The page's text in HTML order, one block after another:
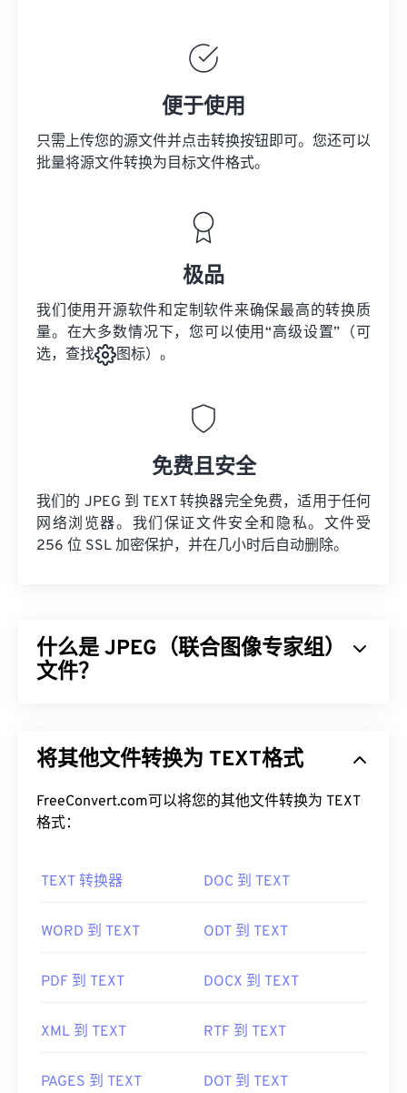
便于使用
只需上传您的源文件并点击转换按钮即可。您还可以
批量将源文件转换为目标文件格式。
极品
我们使用开源软件和定制软件来确保最高的转换质
量。在大多数情况下，您可以使用“高级设置”（可
选，查找
图标）。
免费且安全
我们的 JPEG 到 TEXT 转换器完全免费，适用于任何
网络浏览器。我们保证文件安全和隐私。文件受
256 位 SSL 加密保护，并在几小时后自动删除。
什么是 JPEG（联合图像专家组）
文件？
广泛应用的原因。因此，JPEG 文件相对较小，非常
们的JPEG 压缩工具将文件大小减少高达 80%！
如果您需要更好的压缩效果，您可以将
几乎所有图像查看器程序和应用程序都能识别并打开
图像查看器、图像编辑器或网页浏览器中打开它。要
择“打开方式”。
Chrome） 、Microsoft 应用程序（例如
将其他文件转换为 TEXT格式
FreeConvert.com可以将您的其他文件转换为 TEXT
格式：
TEXT 转换器 DOC 到 TEXT
WORD 到 TEXT ODT 到 TEXT
PDF 到 TEXT DOCX 到 TEXT
XML 到 TEXT RTF 到 TEXT
PAGES 到 TEXT DOT 到 TEXT